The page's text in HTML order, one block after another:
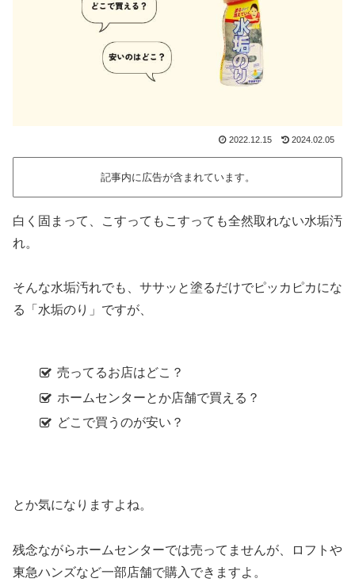
2022.12.15 2024.02.05
記事内に広告が含まれています。
白く固まって、こすってもこすっても全然取れない水垢汚
れ。
そんな水垢汚れでも、ササッと塗るだけでピッカピカにな
る「水垢のり」ですが、
売ってるお店はどこ？
ホームセンターとか店舗で買える？
どこで買うのが安い？
とか気になりますよね。
残念ながらホームセンターでは売ってませんが、ロフトや
東急ハンズなど一部店舗で購入できますよ。